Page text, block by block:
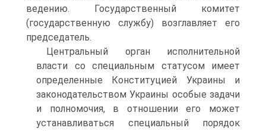
ведению. Государственный комитет
(государственную службу) возглавляет его
председатель.
Центральный орган исполнительной
власти со специальным статусом имеет
определенные Конституцией Украины и
законодательством Украины особые задачи
и полномочия, в отношении его может
устанавливаться специальный порядок